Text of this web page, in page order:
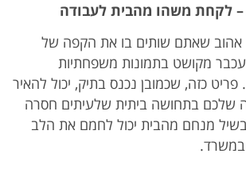
אהוב שאתם שותים בו את הקפה של
מקושט בתמונות משפחתיות
כזה, שכמובן נכנס בתיק, יכול להאיר
שלכם בתחושה ביתית שלעיתים חסרה
מנחם מהבית יכול לחמם את הלב
במשרד.